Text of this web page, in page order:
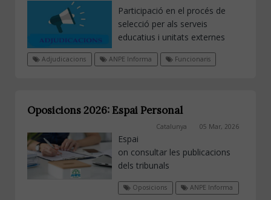
Participació en el procés de
selecció per als serveis
educatius i unitats externes
Adjudicacions ANPE Informa Funcionaris
Oposicions 2026: Espai Personal
Catalunya 05 Mar, 2026
Espai
on consultar les publicacions
dels tribunals
Oposicions ANPE Informa